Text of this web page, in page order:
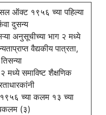
ऑक्ट १९५६ च्या पहिल्या
दुसन्य
अनुसूचीच्या भाग २ मध्ये
वैद्यकीय पात्रता,
तिसन्या
मध्ये समाविष्ट शैक्षणिक
च्या कलम १३ च्या
(३)